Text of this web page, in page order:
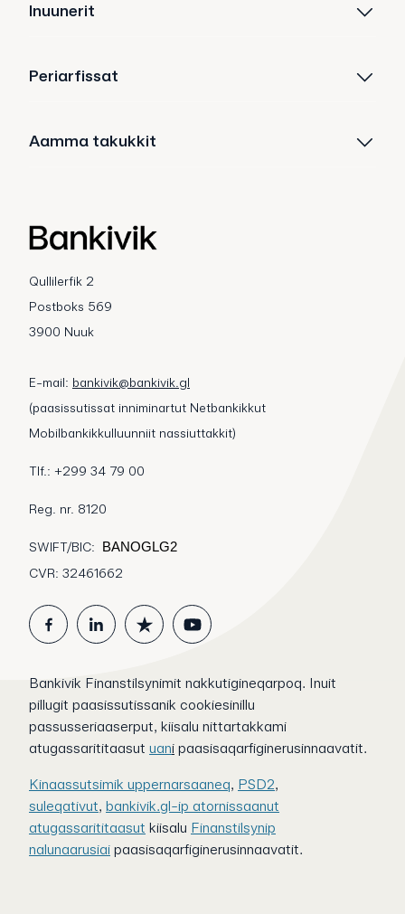
Inuunerit
Periarfissat
Aamma takukkit
Qullilerfik 2
Postboks 569
3900 Nuuk
E-mail: bankivik@bankivik.gl
(paasissutissat inniminartut Netbankikkut
Mobilbankikkulluunniit nassiuttakkit)
Tlf.: +299 34 79 00
Reg. nr. 8120
SWIFT/BIC:
BANOGLG2
CVR: 32461662
Bankivik Finanstilsynimit nakkutigineqarpoq. Inuit
pillugit paasissutissanik cookiesinillu
passusseriaaserput, kiisalu nittartakkami
atugassarititaasut uani paasisaqarfiginerusinnaavatit.
Kinaassutsimik uppernarsaaneq, PSD2,
suleqativut, bankivik.gl-ip atornissaanut
atugassarititaasut kiisalu Finanstilsynip
nalunaarusiai paasisaqarfiginerusinnaavatit.